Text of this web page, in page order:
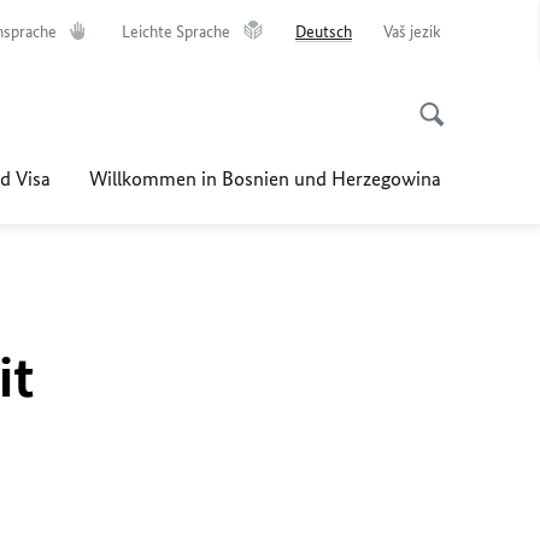
Leichte Sprache Deutsch Vaš jezik
Visa Willkommen in Bosnien und Herzegowina